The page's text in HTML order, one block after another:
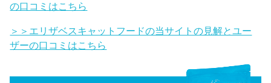
の口コミはこちら
＞＞エリザベスキャットフードの当サイトの見解とユー
ザーの口コミはこちら